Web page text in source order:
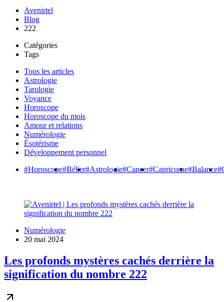
Avenirtel
Blog
222
Catégories
Tags
Tous les articles
Astrologie
Tarologie
Voyance
Horoscope
Horoscope du mois
Amour et relations
Numérologie
Ésotérisme
Développement personnel
#Horoscope#Bélier#Astrologie#Cancer#Capricorne#Balance
Numérologie
20 mai 2024
Les profonds mystères cachés derrière la
signification du nombre 222